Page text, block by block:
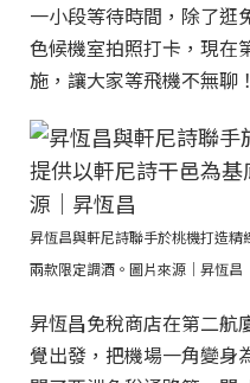
一小段等待時間，除了逛
色候機室拍照打卡，現在
施，讓大家等飛機不無聊！
昇恆昌與軒尼詩聯手於桃機打造
兩款限定調酒。圖片來源｜昇恆昌
昇恆昌免稅商店在第二航
覺出發，把機場一角變身